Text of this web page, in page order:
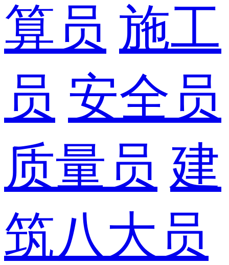
算员 施工
员 安全员
质量员 建
筑八大员